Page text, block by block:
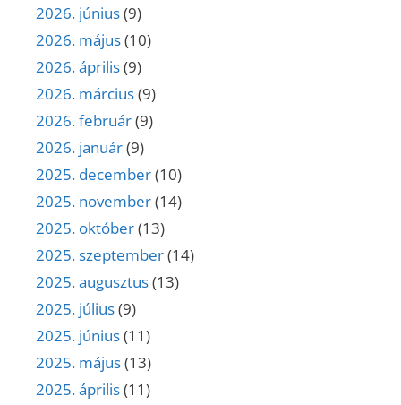
2026. június(9)
2026. május(10)
2026. április(9)
2026. március(9)
2026. február(9)
2026. január(9)
2025. december(10)
2025. november(14)
2025. október(13)
2025. szeptember(14)
2025. augusztus(13)
2025. július(9)
2025. június(11)
2025. május(13)
2025. április(11)